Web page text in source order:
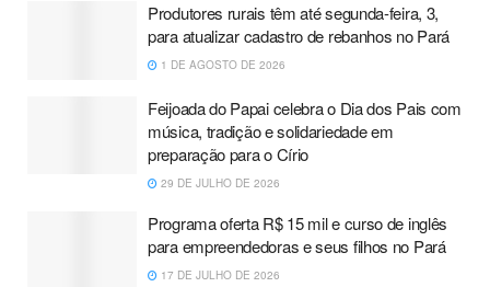
Produtores rurais têm até segunda-feira, 3,
para atualizar cadastro de rebanhos no Pará
1 DE AGOSTO DE 2026
Feijoada do Papai celebra o Dia dos Pais com
música, tradição e solidariedade em
preparação para o Círio
29 DE JULHO DE 2026
Programa oferta R$ 15 mil e curso de inglês
para empreendedoras e seus filhos no Pará
17 DE JULHO DE 2026